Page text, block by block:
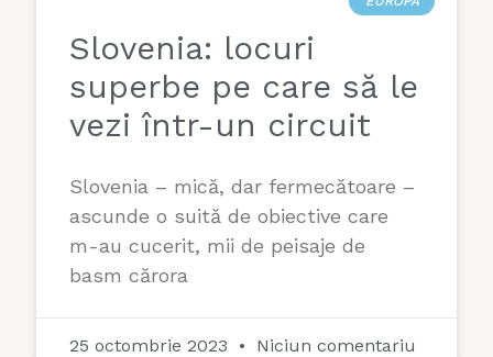
Slovenia: locuri
superbe pe care să le
vezi într-un circuit
Slovenia – mică, dar fermecătoare –
ascunde o suită de obiective care
m-au cucerit, mii de peisaje de
basm cărora
25 octombrie 2023 Niciun comentariu